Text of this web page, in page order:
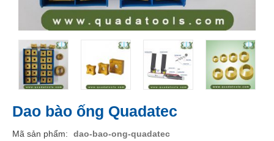
Dao bào ống Quadatec
Mã sản phẩm dao-bao-ong-quadatec